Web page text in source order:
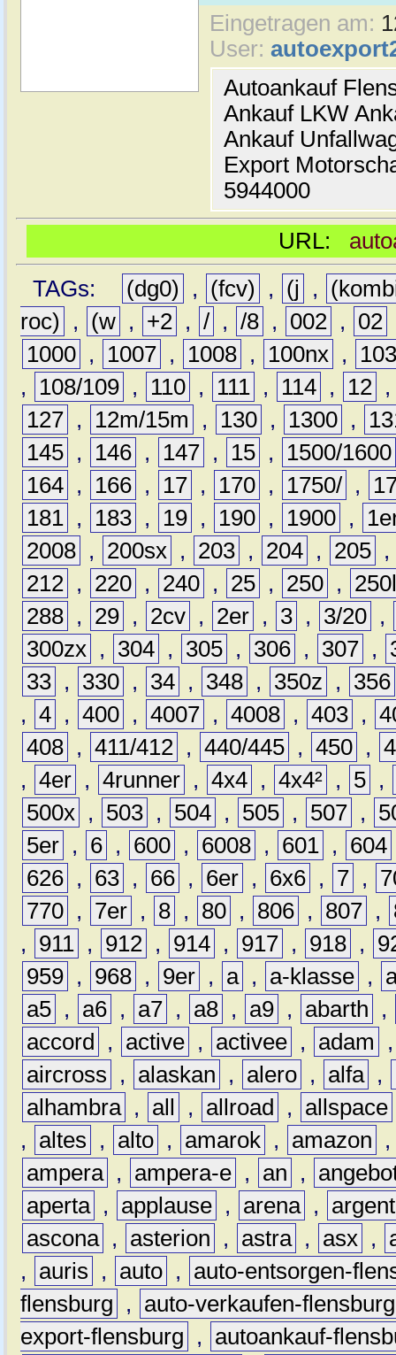
Eingetragen am:
User:
Autoankauf
Ankauf LKW
Ankauf
Export
5944000
URL:
TAGs:
(dg0) , (fcv) , (j ,
roc)
, (w , +2 , / , /8 , 002 , 02
1000 , 1007 , 1008 , 100nx ,
,
108/109 , 110 , 111 , 114 , 12
127 , 12m/15m , 130 , 1300 ,
145 , 146 , 147 , 15 ,
1500/1600
164 , 166 , 17 , 170 , 1750/ ,
181 , 183 , 19 , 190 , 1900 ,
2008 , 200sx , 203 , 204 , 205 ,
212 , 220 , 240 , 25 , 250 ,
288 , 29 , 2cv , 2er , 3 , 3/20 ,
300zx , 304 , 305 , 306 , 307 ,
33 , 330 , 34 , 348 , 350z ,
356
, 4 , 400 , 4007 , 4008 , 403 ,
408 , 411/412 , 440/445 , 450 ,
, 4er , 4runner , 4x4 , 4x4² , 5 ,
500x , 503 , 504 , 505 , 507 ,
5er , 6 , 600 , 6008 , 601 , 604
626 , 63 , 66 , 6er , 6x6 , 7 ,
770 , 7er , 8 , 80 , 806 , 807 ,
,
911 , 912 , 914 , 917 , 918 ,
959 , 968 , 9er , a , a-klasse ,
a5 , a6 , a7 , a8 , a9 , abarth
,
accord
, active , activee , adam
aircross
, alaskan , alero , alfa ,
alhambra , all , allroad , allspace
,
altes , alto , amarok , amazon
ampera , ampera-e , an ,
aperta , applause , arena ,
ascona , asterion , astra , asx ,
,
auris , auto ,
auto-entsorgen-
flensburg
,
auto-verkaufen-flensburg
export-flensburg
,
autoankauf-